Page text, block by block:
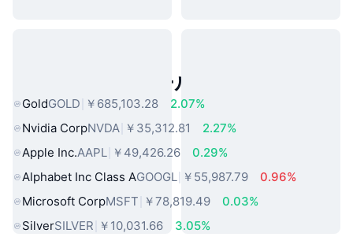
人気のリアルワールドアセット
GoldGOLD ￥685,103.28
2.07%
Nvidia CorpNVDA ￥35,312.81
2.27%
Apple Inc.AAPL ￥49,426.26
0.29%
Alphabet Inc Class AGOOGL ￥55,987.79
0.96%
Microsoft CorpMSFT ￥78,819.49
0.03%
SilverSILVER ￥10,031.66
3.05%